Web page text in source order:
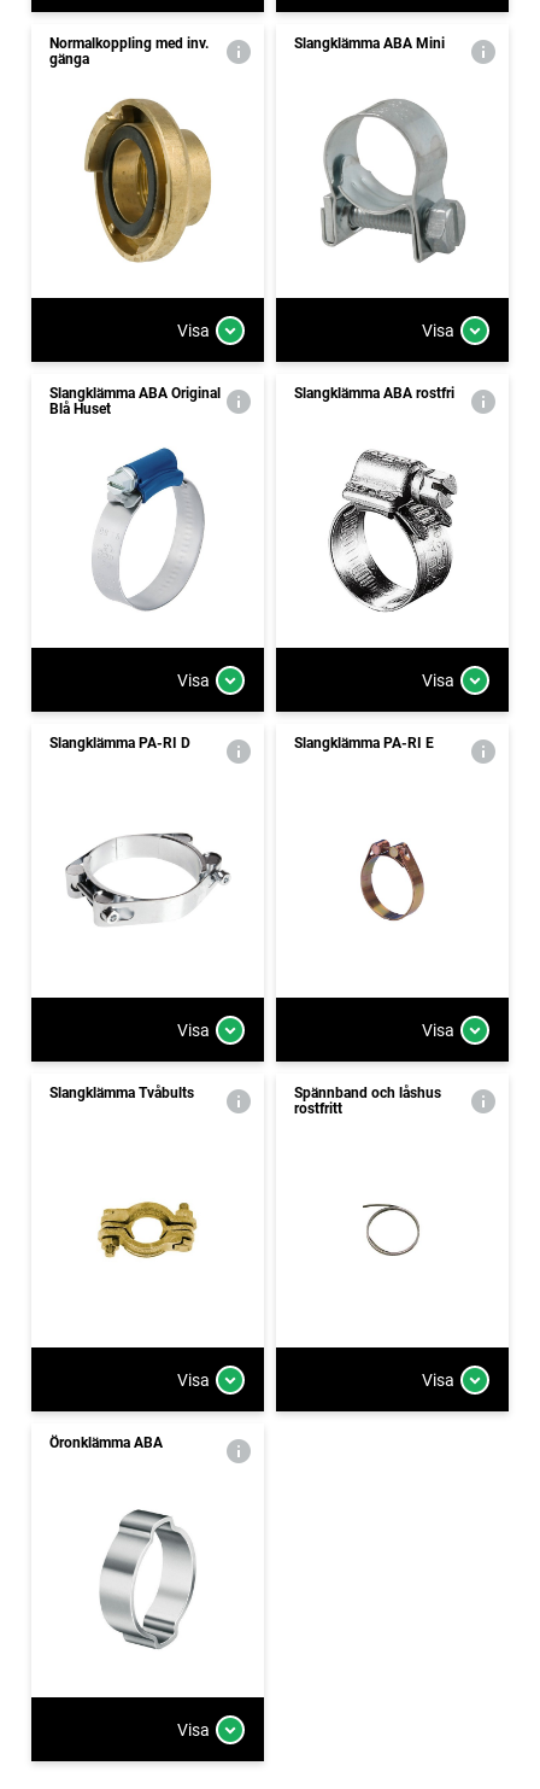
Normalkoppling med inv.
gänga
Visa
Slangklämma ABA Mini
Visa
Slangklämma ABA Original
Blå Huset
Visa
Slangklämma ABA rostfri
Visa
Slangklämma PA-RI D
Visa
Slangklämma PA-RI E
Visa
Slangklämma Tvåbults
Visa
Spännband och låshus
rostfritt
Visa
Öronklämma ABA
Visa